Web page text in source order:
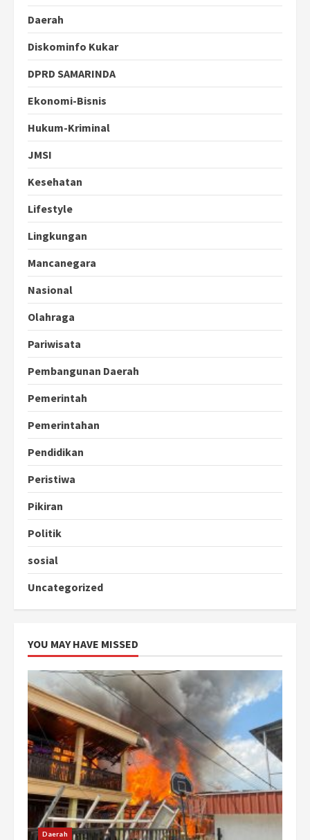
Daerah
Diskominfo Kukar
DPRD SAMARINDA
Ekonomi-Bisnis
Hukum-Kriminal
JMSI
Kesehatan
Lifestyle
Lingkungan
Mancanegara
Nasional
Olahraga
Pariwisata
Pembangunan Daerah
Pemerintah
Pemerintahan
Pendidikan
Peristiwa
Pikiran
Politik
sosial
Uncategorized
YOU MAY HAVE MISSED
Daerah